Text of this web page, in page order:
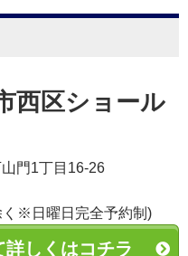
西区ショール
門1丁目16-26
く※日曜日完全予約制)
しくはコチラ